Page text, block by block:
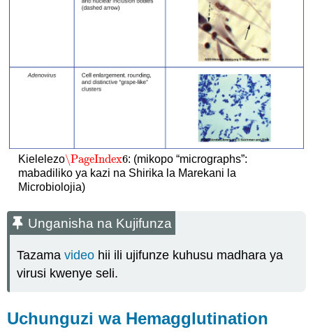
Kielelezo\PageIndex6
\PageIndex6: (mikopo “micrographs”:
mabadiliko ya kazi na Shirika la Marekani la
Microbiolojia)
Unganisha na Kujifunza
Tazamavideo hii ili ujifunze kuhusu madhara ya
virusi kwenye seli.
Uchunguzi wa Hemagglutination